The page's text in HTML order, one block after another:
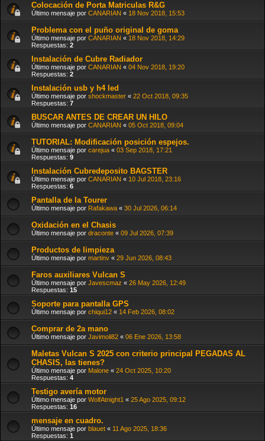
Colocación de Porta Matriculas R&G
Último mensaje por CANARIAN « 18 Nov 2018, 15:53
Problema con el puño original de goma
Último mensaje por CANARIAN « 18 Nov 2018, 14:29
Respuestas: 2
Instalación de Cubre Radiador
Último mensaje por CANARIAN « 04 Nov 2018, 19:20
Respuestas: 2
Instalación usb y h4 led
Último mensaje por shockmaster « 22 Oct 2018, 09:35
Respuestas: 7
BUSCAR ANTES DE CREAR UN HILO
Último mensaje por CANARIAN « 05 Oct 2018, 09:04
TUTORIAL: Modificación posición espejos.
Último mensaje por carejua « 03 Sep 2018, 17:21
Respuestas: 9
Instalación Cubredeposito BAGSTER
Último mensaje por CANARIAN « 10 Jul 2018, 23:16
Respuestas: 6
Pantalla de la Tourer
Último mensaje por Rafakawa « 30 Jul 2026, 06:14
Oxidación en el Chasis
Último mensaje por draconte « 09 Jul 2026, 07:39
Productos de limpieza
Último mensaje por martinv « 29 Jun 2026, 08:43
Faros auxiliares Vulcan S
Último mensaje por Javescmaz « 26 May 2026, 12:49
Respuestas: 15
Soporte para pantalla GPS
Último mensaje por chiqui12 « 14 Feb 2026, 08:02
Comprar de 2a mano
Último mensaje por Javimoli82 « 06 Ene 2026, 13:58
Maletas Vulcan S 2025 con criterio principal PEGADAS AL
CHASIS, las tienes?
Último mensaje por Malone « 24 Oct 2025, 10:20
Respuestas: 4
Testigo avería motor
Último mensaje por WolfAtnight1 « 25 Ago 2025, 09:12
Respuestas: 16
mensaje en cuadro.
Último mensaje por blauet « 11 Ago 2025, 18:36
Respuestas: 1